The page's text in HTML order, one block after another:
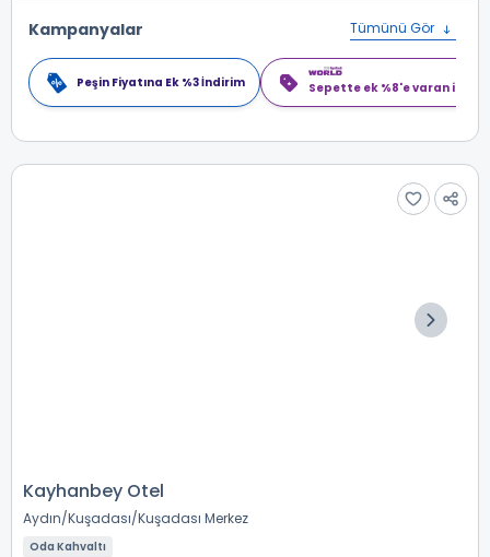
Kampanyalar Tümünü Gör
Peşin Fiyatına Ek %3 İndirim Sepette ek %8'e varan
Kayhanbey Otel
Aydın Kuşadası Kuşadası Merkez
Oda Kahvaltı